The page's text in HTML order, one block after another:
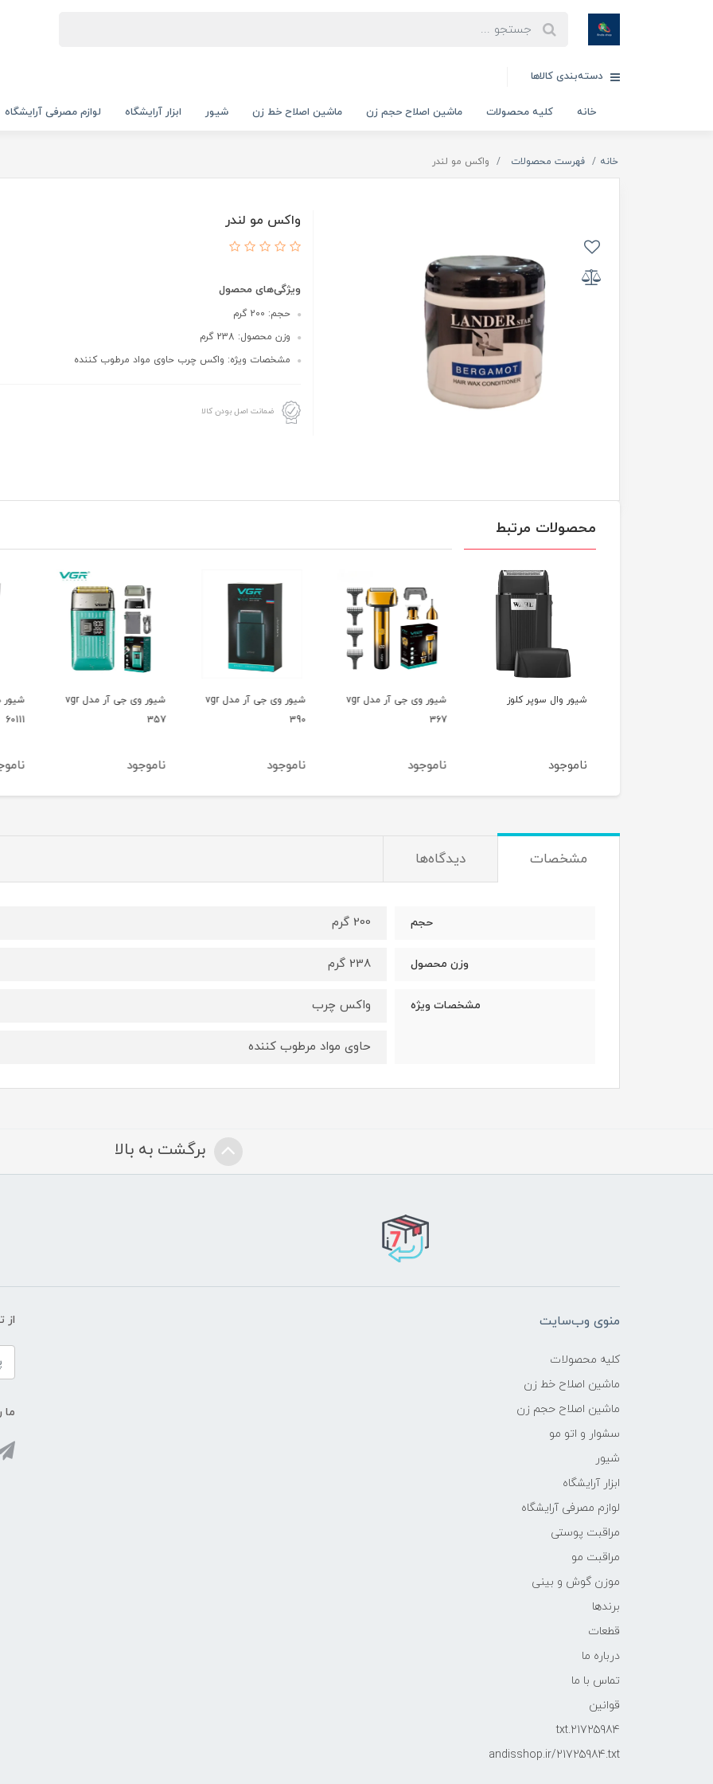
دسته‌بندی کالاها
خانه کلیه محصولات ماشین اصلاح حجم زن ماشین اصلاح خط زن شیور ابزار آرایشگاه لوازم مصرفی آرایشگاه
خانه فهرست محصولات واکس مو لندر
واکس مو لندر
ویژگی‌های محصول
حجم: 200 گرم
وزن محصول: 238 گرم
مشخصات ویژه: واکس چرب حاوی مواد مرطوب کننده
ضمانت اصل بودن کالا
محصولات مرتبط
ناموجود
شیور وی جی آر مدل vgr
390
ناموجود
شیور وی جی آر مدل vgr
357
ناموجود
شیور دی اس پی مدل
60111
ناموجود
g66
مشخصات دیدگاه‌ها
حجم 200 گرم
وزن محصول 238 گرم
مشخصات ویژه واکس چرب
حاوی مواد مرطوب کننده
برگشت به بالا
منوی وب‌سایت
کلیه محصولات
ماشین اصلاح خط زن
ماشین اصلاح حجم زن
سشوار و اتو مو
شیور
ابزار آرایشگاه
لوازم مصرفی آرایشگاه
مراقبت پوستی
مراقبت مو
موزن گوش و بینی
برندها
قطعات
درباره ما
تماس با ما
قوانین
21725984.txt
andisshop.ir/21725984.txt
از
ما